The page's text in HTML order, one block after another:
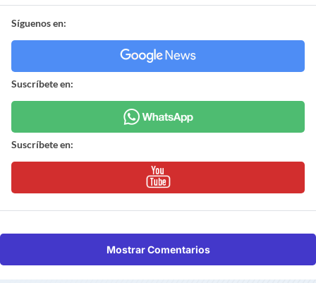
Síguenos en:
Suscríbete en:
Suscríbete en:
Mostrar Comentarios